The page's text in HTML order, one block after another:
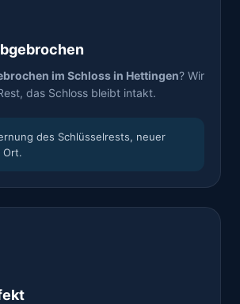
im Schloss in Hettingen? Wir
das Schloss bleibt intakt.
des Schlüsselrests, neuer
Ort.